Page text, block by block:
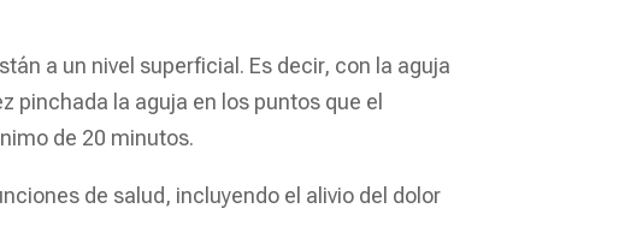
a un nivel superficial. Es decir, con la aguja
pinchada la aguja en los puntos que el
de 20 minutos.
de salud, incluyendo el alivio del dolor